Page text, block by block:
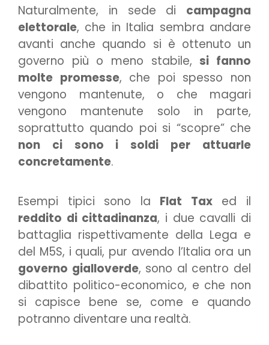
Naturalmente, in sede di campagna
elettorale, che in Italia sembra andare
avanti anche quando si è ottenuto un
governo più o meno stabile,si fanno
molte promesse, che poi spesso non
vengono mantenute, o che magari
vengono mantenute solo in parte,
soprattutto quando poi si “scopre” che
non ci sono i soldi per attuarle
concretamente.
Esempi tipici sono la Flat Taxed il
reddito di cittadinanza, i due cavalli di
battaglia rispettivamente della Lega e
del M5S, i quali, pur avendo l’Italia ora un
governo gialloverde, sono al centro del
dibattito politico-economico, e che non
si capisce bene se, come e quando
potranno diventare una realtà.